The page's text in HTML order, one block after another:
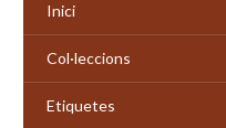
Inici
Col·leccions
Etiquetes